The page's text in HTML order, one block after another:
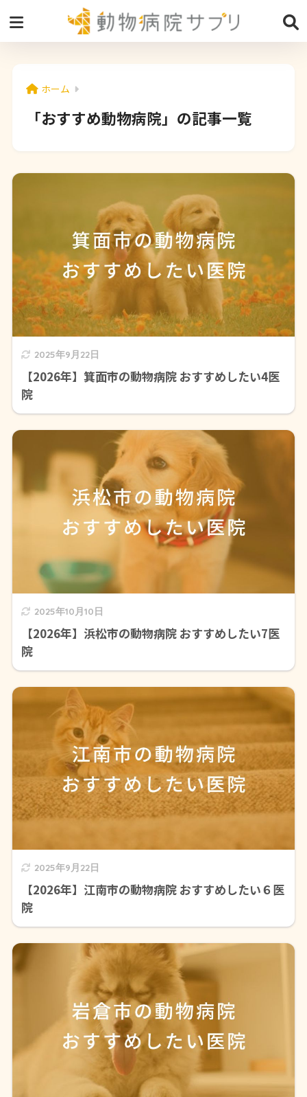
ホーム
「おすすめ動物病院」の記事一覧
2025年9月22日
【2026年】箕面市の動物病院 おすすめしたい4医
院
2025年10月10日
【2026年】浜松市の動物病院 おすすめしたい7医
院
2025年9月22日
【2026年】江南市の動物病院 おすすめしたい６医
院